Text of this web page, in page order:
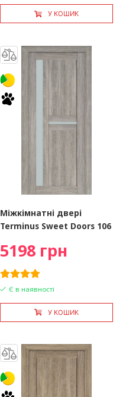
У КОШИК
Міжкімнатні двері
Terminus Sweet Doors 106
5198 грн
Є в наявності
У КОШИК